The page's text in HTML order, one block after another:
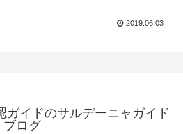
2019.06.03
ガイドのサルデーニャガイド
ブログ